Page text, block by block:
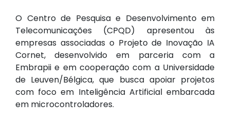
O Centro de Pesquisa e Desenvolvimento em
Telecomunicações (CPQD) apresentou às
empresas associadas o Projeto de Inovação IA
Cornet, desenvolvido em parceria com a
Embrapii e em cooperação com a Universidade
de Leuven/Bélgica, que busca apoiar projetos
com foco em Inteligência Artificial embarcada
em microcontroladores.